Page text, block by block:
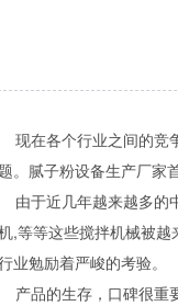
现在各个行业之间的竞
。腻子粉设备生产厂家
由于近几年越来越多的
,等等这些搅拌机械被
业勉励着严峻的考验。
产品的生存，口碑很重